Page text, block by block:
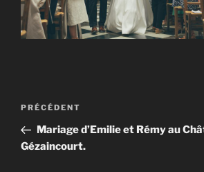
Navigation
l’article
Article
précédent
PRÉCÉDENT
Mariage d’Emilie et Rémy au
Gézaincourt.